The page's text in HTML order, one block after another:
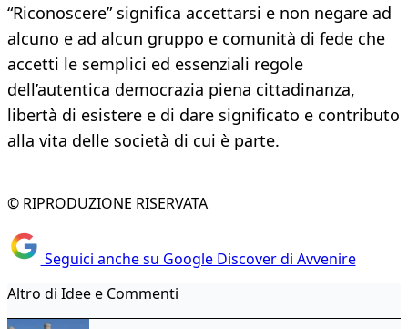
“Riconoscere” significa accettarsi e non negare ad
alcuno e ad alcun gruppo e comunità di fede che
accetti le sem­plici ed essenziali regole
dell’autentica de­mocrazia piena cittadinanza,
libertà di esi­stere e di dare significato e contributo
alla vita delle società di cui è parte.
© RIPRODUZIONE RISERVATA
Seguici anche su Google Discover di Avvenire
Altro di Idee e Commenti